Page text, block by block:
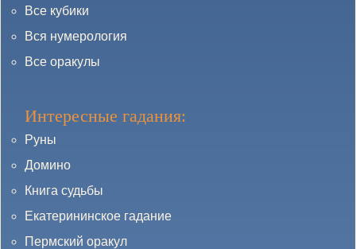
Все кубики
Вся нумерология
Все оракулы
Интересные гадания:
Руны
Домино
Книга судьбы
Екатерининское гадание
Пермский оракул